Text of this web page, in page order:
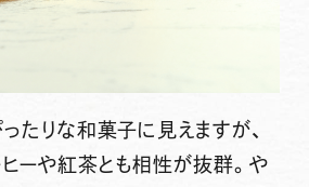
たりな和菓子に見えますが、
ーや紅茶とも相性が抜群。や